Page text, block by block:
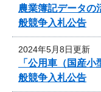
農業簿記データの
般競争入札公告
2024年5月8日更新
「公用車（国産
般競争入札公告